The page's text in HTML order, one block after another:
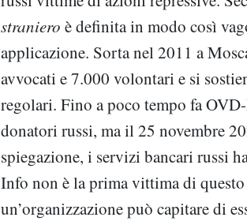
straniero è definita in modo così
applicazione. Sorta nel 2011 a
avvocati e 7.000 volontari e si
regolari. Fino a poco tempo fa
donatori russi, ma il 25 novembre
spiegazione, i servizi bancari russi
Info non è la prima vittima di
un’organizzazione può capitare di